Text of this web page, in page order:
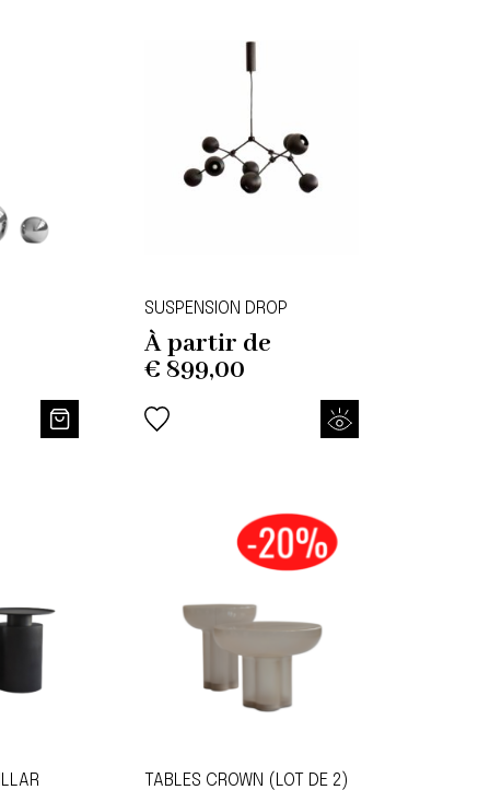
SUSPENSION DROP
À partir de
€ 899,00
TABLES CROWN (LOT DE 2)